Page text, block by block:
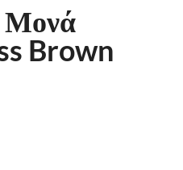
Μονά
Brown